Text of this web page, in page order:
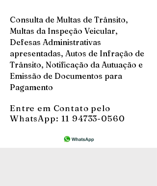
Consulta de Multas de Trânsito,
Multas da Inspeção Veicular,
Defesas Administrativas
apresentadas, Autos de Infração de
Trânsito, Notificação da Autuação e
Emissão de Documentos para
Pagamento
Entre em Contato pelo
WhatsApp: 11 94733-0560